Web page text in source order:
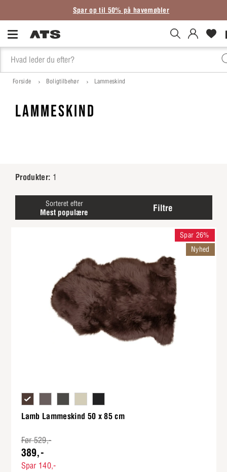
Spar op til 50% på havemøbler
Forside Boligtilbehør Lammeskind
LAMMESKIND
Produkter: 1
Sorteret efter
Mest populære Filtre
Korthåret brun uld
Lamb Lammeskind 50 x 85 cm
Spar 26%
Nyhed
Før 529,-
389,-
Spar 140,-